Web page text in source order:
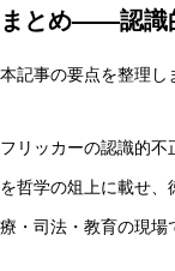
まとめ——認識
本記事の要点を整理し
フリッカーの認識的
を哲学の俎上に載せ
療・司法・教育の現場